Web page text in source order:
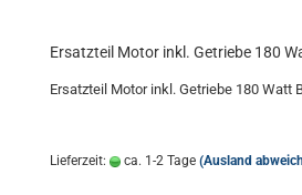
Ersatzteil Motor inkl. Getriebe 180
Ersatzteil Motor inkl. Getriebe 180 Watt
Lieferzeit: ca. 1-2 Tage (Ausland